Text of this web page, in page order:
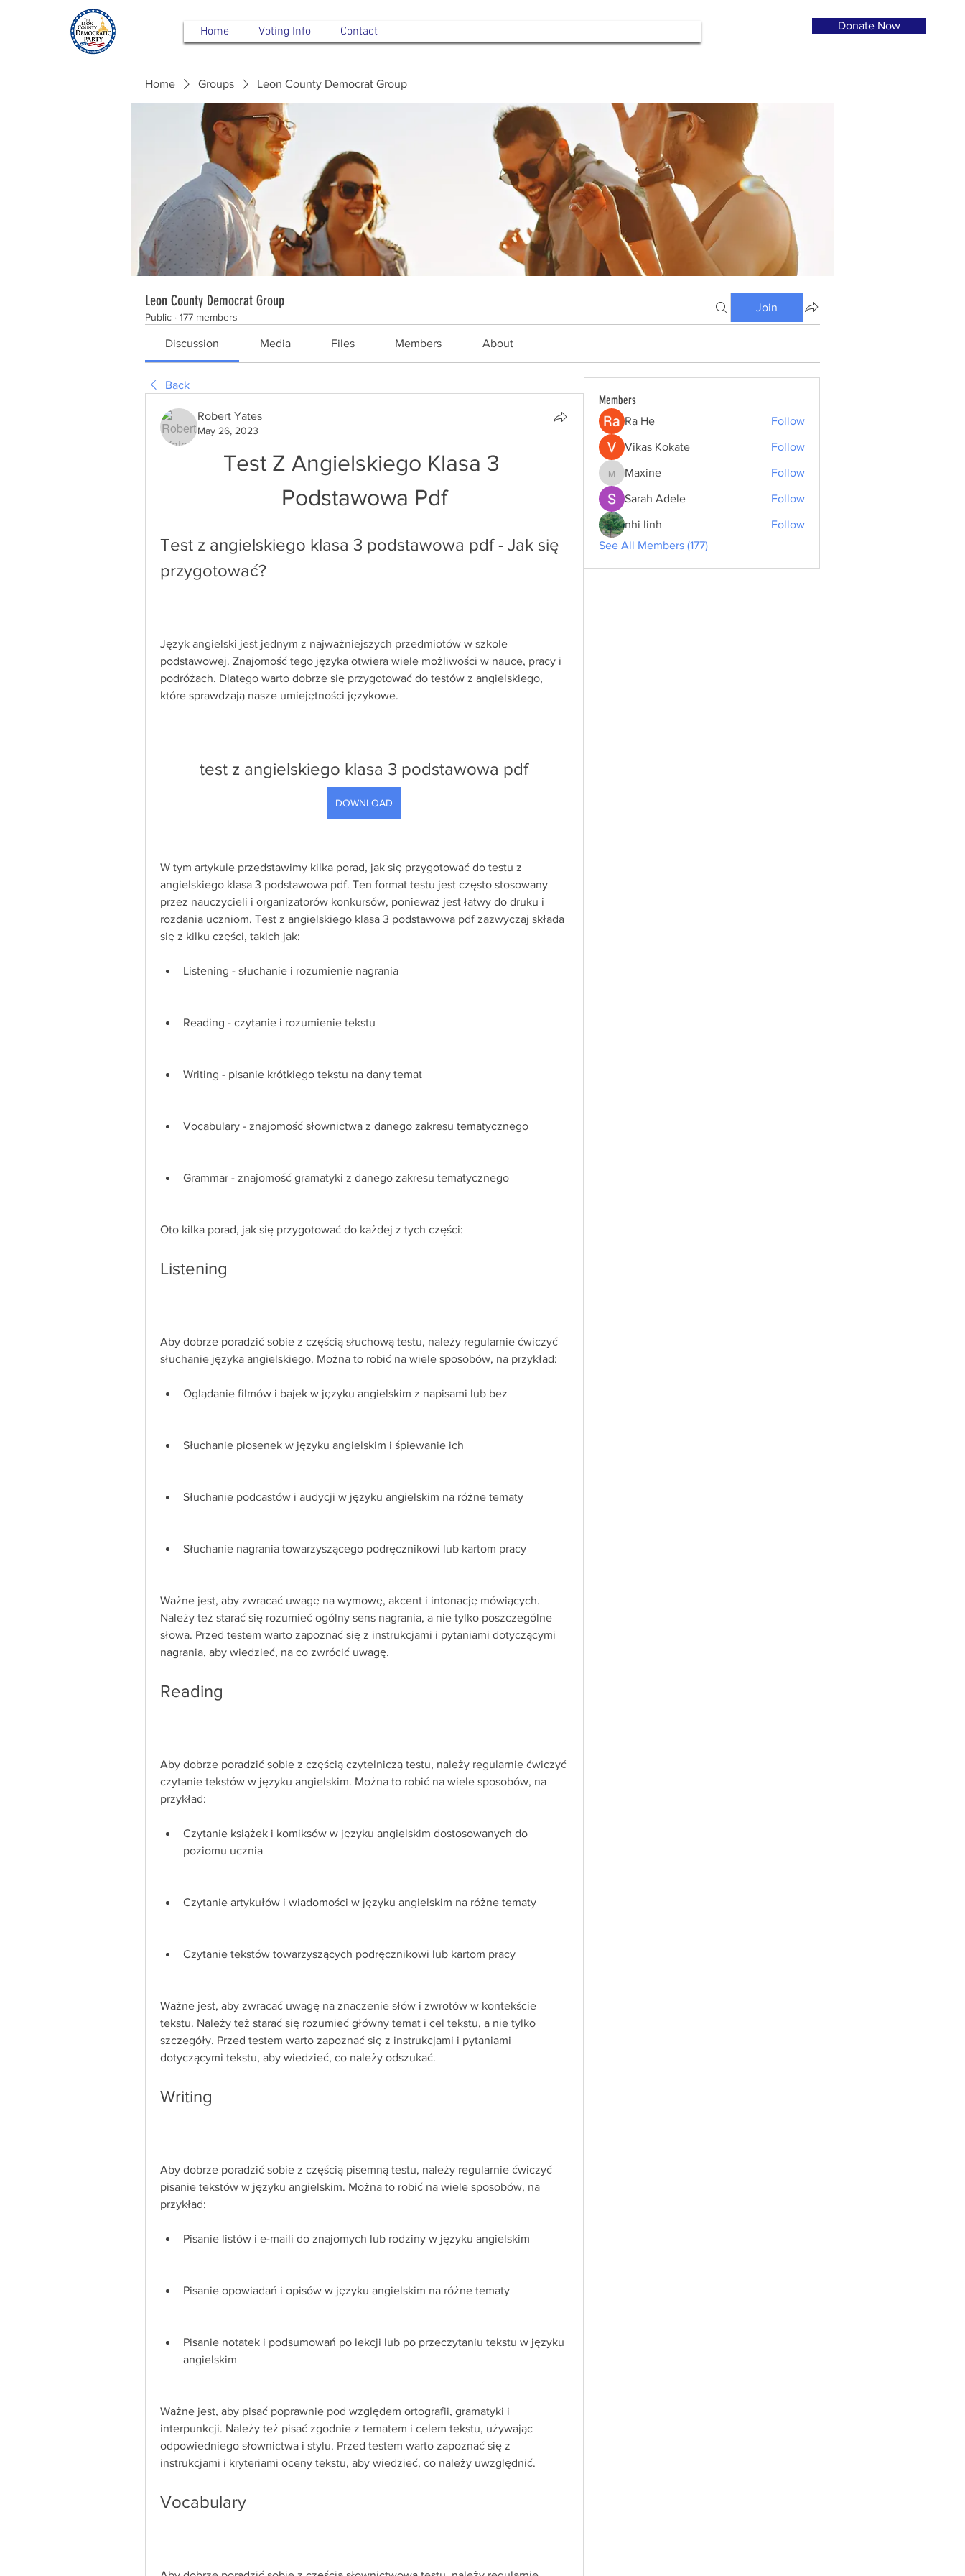
Home Voting Info Contact Donate Now
Home Groups Leon County Democrat Group
Leon County Democrat Group
Public · 177 members
Join
Discussion Media Files Members About
Back
Robert Yates
May 26, 2023
Test Z Angielskiego Klasa 3
Podstawowa Pdf
Test z angielskiego klasa 3 podstawowa pdf - Jak się
przygotować?
Język angielski jest jednym z najważniejszych przedmiotów w szkole
podstawowej. Znajomość tego języka otwiera wiele możliwości w nauce, pracy i
podróżach. Dlatego warto dobrze się przygotować do testów z angielskiego,
które sprawdzają nasze umiejętności językowe.
test z angielskiego klasa 3 podstawowa pdf
DOWNLOAD
W tym artykule przedstawimy kilka porad, jak się przygotować do testu z
angielskiego klasa 3 podstawowa pdf. Ten format testu jest często stosowany
przez nauczycieli i organizatorów konkursów, ponieważ jest łatwy do druku i
rozdania uczniom. Test z angielskiego klasa 3 podstawowa pdf zazwyczaj składa
się z kilku części, takich jak:
Listening - słuchanie i rozumienie nagrania
Reading - czytanie i rozumienie tekstu
Writing - pisanie krótkiego tekstu na dany temat
Vocabulary - znajomość słownictwa z danego zakresu tematycznego
Grammar - znajomość gramatyki z danego zakresu tematycznego
Oto kilka porad, jak się przygotować do każdej z tych części:
Listening
Aby dobrze poradzić sobie z częścią słuchową testu, należy regularnie ćwiczyć
słuchanie języka angielskiego. Można to robić na wiele sposobów, na przykład:
Oglądanie filmów i bajek w języku angielskim z napisami lub bez
Słuchanie piosenek w języku angielskim i śpiewanie ich
Słuchanie podcastów i audycji w języku angielskim na różne tematy
Słuchanie nagrania towarzyszącego podręcznikowi lub kartom pracy
Ważne jest, aby zwracać uwagę na wymowę, akcent i intonację mówiących.
Należy też starać się rozumieć ogólny sens nagrania, a nie tylko poszczególne
słowa. Przed testem warto zapoznać się z instrukcjami i pytaniami dotyczącymi
nagrania, aby wiedzieć, na co zwrócić uwagę.
Reading
Aby dobrze poradzić sobie z częścią czytelniczą testu, należy regularnie ćwiczyć
czytanie tekstów w języku angielskim. Można to robić na wiele sposobów, na
przykład:
Czytanie książek i komiksów w języku angielskim dostosowanych do
poziomu ucznia
Czytanie artykułów i wiadomości w języku angielskim na różne tematy
Czytanie tekstów towarzyszących podręcznikowi lub kartom pracy
Ważne jest, aby zwracać uwagę na znaczenie słów i zwrotów w kontekście
tekstu. Należy też starać się rozumieć główny temat i cel tekstu, a nie tylko
szczegóły. Przed testem warto zapoznać się z instrukcjami i pytaniami
dotyczącymi tekstu, aby wiedzieć, co należy odszukać.
Writing
Aby dobrze poradzić sobie z częścią pisemną testu, należy regularnie ćwiczyć
pisanie tekstów w języku angielskim. Można to robić na wiele sposobów, na
przykład:
Pisanie listów i e-maili do znajomych lub rodziny w języku angielskim
Pisanie opowiadań i opisów w języku angielskim na różne tematy
Pisanie notatek i podsumowań po lekcji lub po przeczytaniu tekstu w języku
angielskim
Ważne jest, aby pisać poprawnie pod względem ortografii, gramatyki i
interpunkcji. Należy też pisać zgodnie z tematem i celem tekstu, używając
odpowiedniego słownictwa i stylu. Przed testem warto zapoznać się z
instrukcjami i kryteriami oceny tekstu, aby wiedzieć, co należy uwzględnić.
Vocabulary
Members
Ra He Follow
Vikas Kokate Follow
MaxineMaxine Follow
Sarah Adele Follow
nhi linh
Follow
See All Members (177)